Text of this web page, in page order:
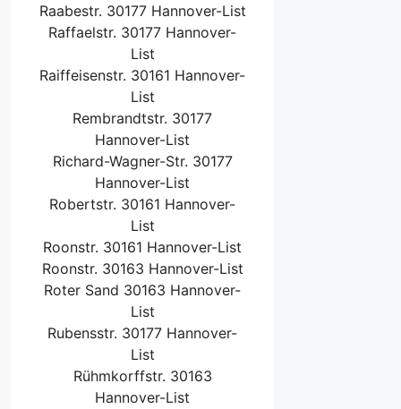
Raabestr. 30177 Hannover-List
Raffaelstr. 30177 Hannover-
List
Raiffeisenstr. 30161 Hannover-
List
Rembrandtstr. 30177
Hannover-List
Richard-Wagner-Str. 30177
Hannover-List
Robertstr. 30161 Hannover-
List
Roonstr. 30161 Hannover-List
Roonstr. 30163 Hannover-List
Roter Sand 30163 Hannover-
List
Rubensstr. 30177 Hannover-
List
Rühmkorffstr. 30163
Hannover-List